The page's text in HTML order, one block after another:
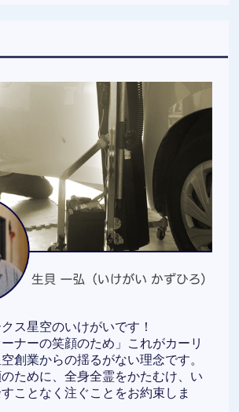
ス星空のいけがいです！
ーナーの笑顔のため」これがカーリ
創業からの揺るがない理念です。
ために、全身全霊をかたむけ、い
ことなく注ぐことをお約束しま